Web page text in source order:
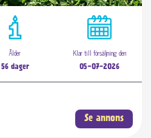
Ålder
56 dager
Klar till försäljning den
05-07-2026
Se annons